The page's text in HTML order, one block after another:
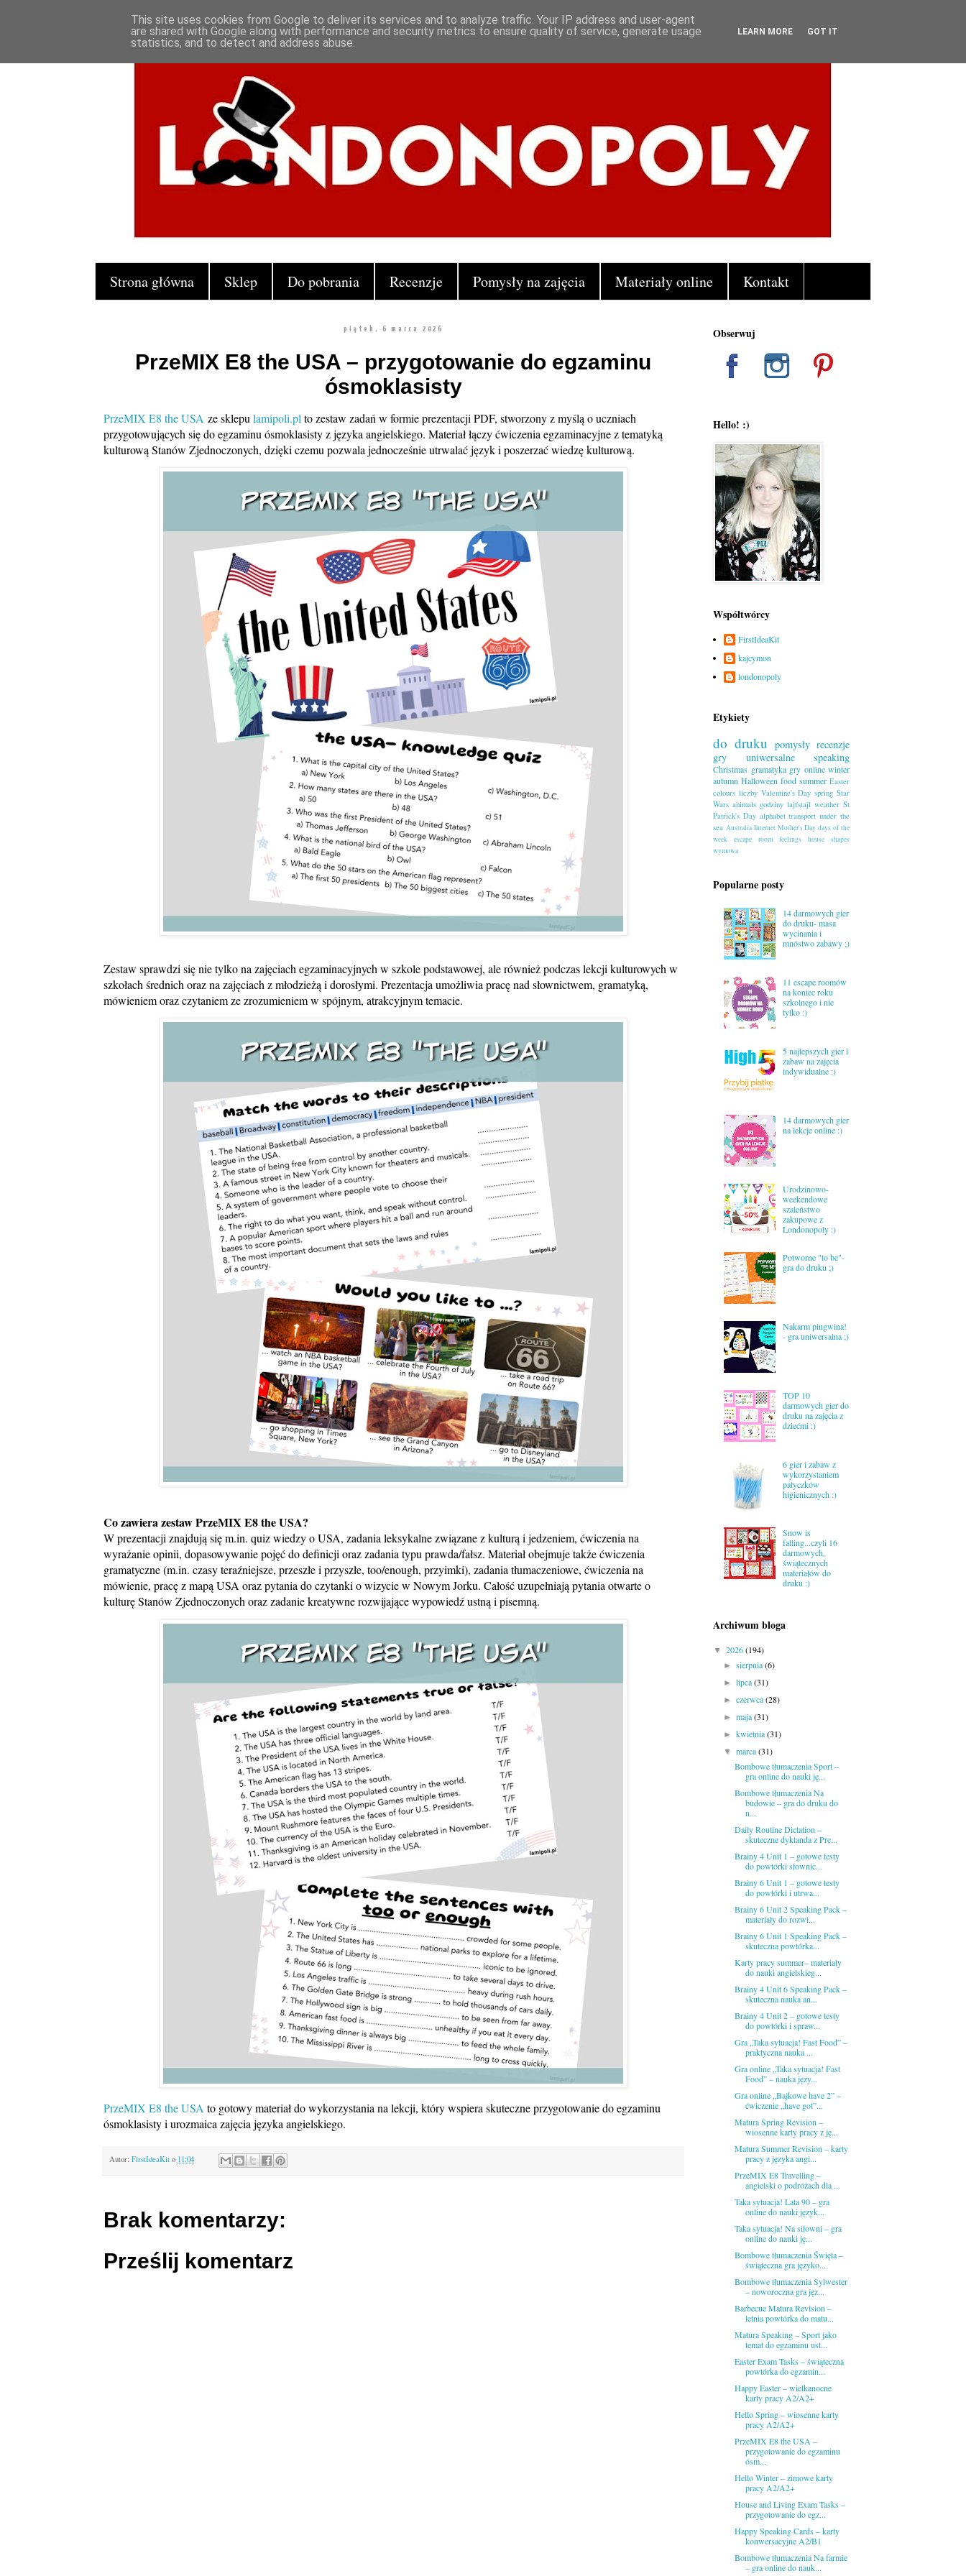
Strona główna Sklep Do pobrania Recenzje Pomysły na zajęcia Materiały online Kontakt
piątek, 6 marca 2026
PrzeMIX E8 the USA – przygotowanie do egzaminu
ósmoklasisty
PrzeMIX E8 the USA ze sklepu lamipoli.pl to zestaw zadań w formie prezentacji PDF, stworzony z myślą o uczniach
przygotowujących się do egzaminu ósmoklasisty z języka angielskiego. Materiał łączy ćwiczenia egzaminacyjne z tematyką
kulturową Stanów Zjednoczonych, dzięki czemu pozwala jednocześnie utrwalać język i poszerzać wiedzę kulturową.
Zestaw sprawdzi się nie tylko na zajęciach egzaminacyjnych w szkole podstawowej, ale również podczas lekcji kulturowych w
szkołach średnich oraz na zajęciach z młodzieżą i dorosłymi. Prezentacja umożliwia pracę nad słownictwem, gramatyką,
mówieniem oraz czytaniem ze zrozumieniem w spójnym, atrakcyjnym temacie.
Co zawiera zestaw PrzeMIX E8 the USA?
W prezentacji znajdują się m.in. quiz wiedzy o USA, zadania leksykalne związane z kulturą i jedzeniem, ćwiczenia na
wyrażanie opinii, dopasowywanie pojęć do definicji oraz zadania typu prawda/fałsz. Materiał obejmuje także ćwiczenia
gramatyczne (m.in. czasy teraźniejsze, przeszłe i przyszłe, too/enough, przyimki), zadania tłumaczeniowe, ćwiczenia na
mówienie, pracę z mapą USA oraz pytania do czytanki o wizycie w Nowym Jorku. Całość uzupełniają pytania otwarte o
kulturę Stanów Zjednoczonych oraz zadanie kreatywne rozwijające wypowiedź ustną i pisemną.
PrzeMIX E8 the USA to gotowy materiał do wykorzystania na lekcji, który wspiera skuteczne przygotowanie do egzaminu
ósmoklasisty i urozmaica zajęcia języka angielskiego.
Autor: FirstIdeaKit o 11:04
Brak komentarzy:
Prześlij komentarz
Obserwuj
Hello! :)
Współtwórcy
FirstIdeaKit
kajcymon
londonopoly
Etykiety
do druku pomysły recenzje
gry uniwersalne
speaking
Christmas gramatyka gry online winter
autumn Halloween food summer Easter
colours liczby Valentine's Day spring Star
Wars animals godziny lajfstajl weather St
Patrick's Day alphabet transport under the
sea Australia Internet Mother's Day days of the
week
escape room feelings house
shapes
wymowa
Popularne posty
14 darmowych gier
do druku- masa
wycinania i
mnóstwo zabawy ;)
11 escape roomów
na koniec roku
szkolnego i nie
tylko :)
5 najlepszych gier i
zabaw na zajęcia
indywidualne :)
14 darmowych gier
na lekcje online :)
Urodzinowo-
weekendowe
szaleństwo
zakupowe z
Londonopoly :)
Potworne "to be"-
gra do druku ;)
Nakarm pingwina!
- gra uniwersalna ;)
TOP 10
darmowych gier do
druku na zajęcia z
dziećmi :)
6 gier i zabaw z
wykorzystaniem
patyczków
higienicznych :)
Snow is
falling...czyli 16
darmowych,
świątecznych
materiałów do
druku :)
Archiwum bloga
▼ 2026(194)
►sierpnia(6)
►lipca(31)
►czerwca(28)
►maja(31)
►kwietnia(31)
▼marca(31)
Bombowe tłumaczenia Sport –
gra online do nauki ję...
Bombowe tłumaczenia Na
budowie – gra do druku do
n...
Daily Routine Dictation –
skuteczne dyktanda z Pre...
Brainy 4 Unit 1 – gotowe testy
do powtórki słownic...
Brainy 6 Unit 1 – gotowe testy
do powtórki i utrwa...
Brainy 6 Unit 2 Speaking Pack –
materiały do rozwi...
Brainy 6 Unit 1 Speaking Pack –
skuteczna powtórka...
Karty pracy summer– materiały
do nauki angielskieg...
Brainy 4 Unit 6 Speaking Pack –
skuteczna nauka an...
Brainy 4 Unit 2 – gotowe testy
do powtórki i spraw...
Gra „Taka sytuacja! Fast Food” –
praktyczna nauka ...
Gra online „Taka sytuacja! Fast
Food” – nauka języ...
Gra online „Bajkowe have 2” –
ćwiczenie „have got”...
Matura Spring Revision –
wiosenne karty pracy z ję...
Matura Summer Revision – karty
pracy z języka angi...
PrzeMIX E8 Travelling –
angielski o podróżach dla ...
Taka sytuacja! Lata 90 – gra
online do nauki język...
Taka sytuacja! Na siłowni – gra
online do nauki ję...
Bombowe tłumaczenia Święta –
świąteczna gra języko...
Bombowe tłumaczenia Sylwester
– noworoczna gra jęz...
Barbecue Matura Revision –
letnia powtórka do matu...
Matura Speaking – Sport jako
temat do egzaminu ust...
Easter Exam Tasks – świąteczna
powtórka do egzamin...
Happy Easter – wielkanocne
karty pracy A2/A2+
Hello Spring – wiosenne karty
pracy A2/A2+
PrzeMIX E8 the USA –
przygotowanie do egzaminu
ósm...
Hello Winter – zimowe karty
pracy A2/A2+
House and Living Exam Tasks –
przygotowanie do egz...
Happy Speaking Cards – karty
konwersacyjne A2/B1
Bombowe tłumaczenia Na farmie
– gra online do nauk...
This site uses cookies from Google to deliver its services and to analyze traffic. Your IP address and user-agent
are shared with Google along with performance and security metrics to ensure quality of service, generate usage
statistics, and to detect and address abuse.
LEARN MORE GOT IT